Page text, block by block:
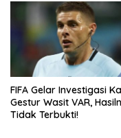
FIFA Gelar Investigasi
Gestur Wasit VAR,
Tidak Terbukti!